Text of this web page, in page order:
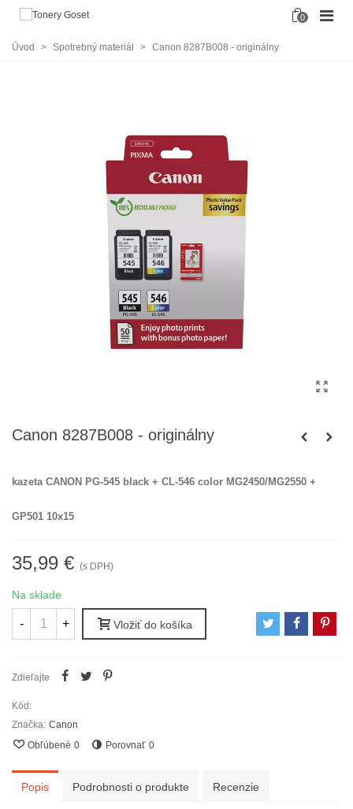
0
Úvod > Spotrebný materiál > Canon 8287B008 - originálny
Canon 8287B008 - originálny
kazeta CANON PG-545 black + CL-546 color MG2450/MG2550 +
GP501 10x15
35,99 € (s DPH)
Na sklade
- + Vložiť do košíka
Zdieľajte
Kód:
Značka: Canon
Obľúbené 0 Porovnať 0
Popis Podrobnosti o produkte Recenzie